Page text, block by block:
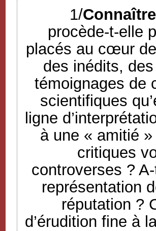
1/
procède-t-elle
placés au cœur
des inédits,
témoignages de
scientifiques
ligne
à une « amitié
critiques
controverses ?
représentation
réputation ?
d’érudition fine à